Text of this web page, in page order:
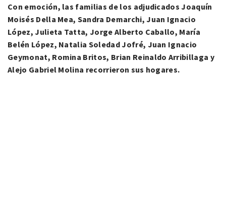
Con emoción, las familias de los adjudicados Joaquín
Moisés Della Mea, Sandra Demarchi, Juan Ignacio
López, Julieta Tatta, Jorge Alberto Caballo, María
Belén López, Natalia Soledad Jofré, Juan Ignacio
Geymonat, Romina Britos, Brian Reinaldo Arribillaga y
Alejo Gabriel Molina recorrieron sus hogares.